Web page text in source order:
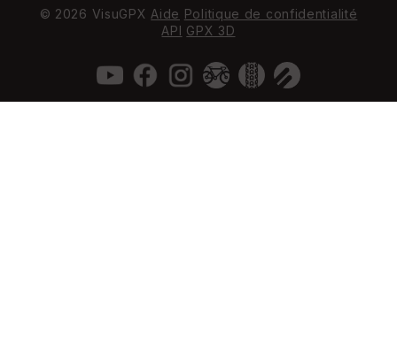
© 2026 VisuGPX Aide Politique de confidentialité
API GPX 3D